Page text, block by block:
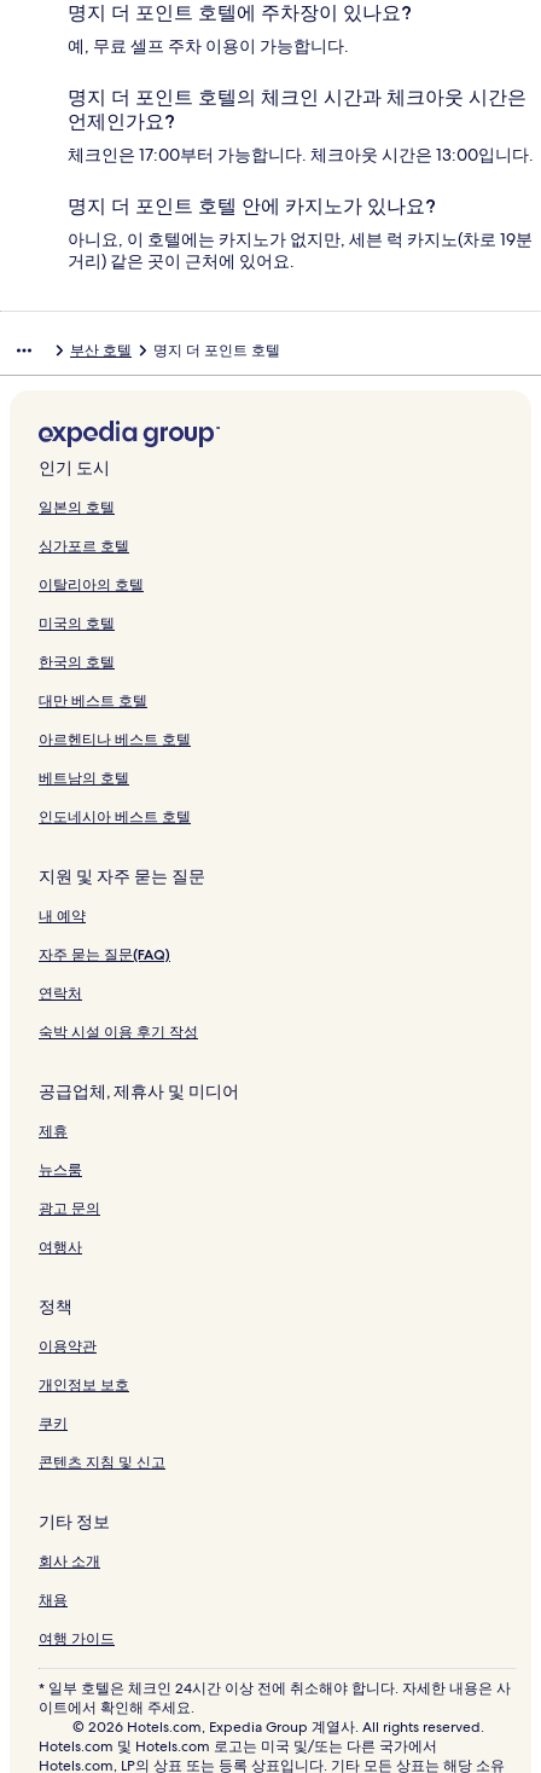
명지 더 포인트 호텔에 주차장이 있나요?
예, 무료 셀프 주차 이용이 가능합니다.
명지 더 포인트 호텔의 체크인 시간과 체크아웃 시간은
언제인가요?
체크인은 17:00부터 가능합니다. 체크아웃 시간은 13:00입니다.
명지 더 포인트 호텔 안에 카지노가 있나요?
아니요, 이 호텔에는 카지노가 없지만, 세븐 럭 카지노(차로 19분
거리) 같은 곳이 근처에 있어요.
부산 호텔 명지 더 포인트 호텔
인기 도시
일본의 호텔
싱가포르 호텔
이탈리아의 호텔
미국의 호텔
한국의 호텔
대만 베스트 호텔
아르헨티나 베스트 호텔
베트남의 호텔
인도네시아 베스트 호텔
지원 및 자주 묻는 질문
내 예약
자주 묻는 질문(FAQ)
연락처
숙박 시설 이용 후기 작성
공급업체, 제휴사 및 미디어
제휴
뉴스룸
광고 문의
여행사
정책
이용약관
개인정보 보호
쿠키
콘텐츠 지침 및 신고
기타 정보
회사 소개
채용
여행 가이드
* 일부 호텔은 체크인 24시간 이상 전에 취소해야 합니다. 자세한 내용은 사
이트에서 확인해 주세요.
© 2026 Hotels.com, Expedia Group 계열사. All rights reserved.
Hotels.com 및 Hotels.com 로고는 미국 및/또는 다른 국가에서
Hotels.com, LP의 상표 또는 등록 상표입니다. 기타 모든 상표는 해당 소유